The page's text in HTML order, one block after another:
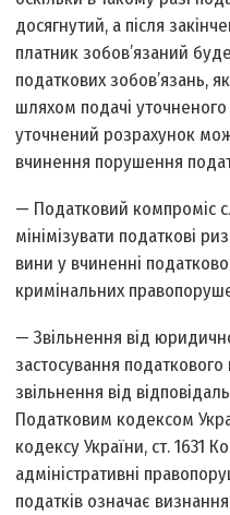
досягнутий, а після
платник зобов’язаний
податкових зобов’язань,
шляхом подачі
уточнений розрахунок
вчинення порушення
— Податковий компроміс
мінімізувати податкові
вини у вчиненні
кримінальних
— Звільнення від
застосування податкового
звільнення від
Податковим кодексом
кодексу України, ст. 1631
адміністративні
податків означає